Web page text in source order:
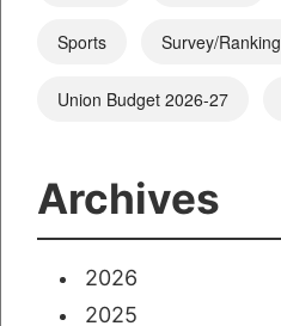
Sports Survey/Ranking
Union Budget 2026-27
Archives
2026
2025